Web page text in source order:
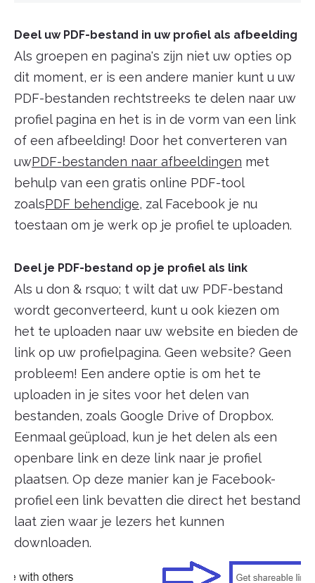
Deel uw PDF-bestand in uw profiel als afbeelding
Als groepen en pagina's zijn niet uw opties op
dit moment, er is een andere manier kunt u uw
PDF-bestanden rechtstreeks te delen naar uw
profiel pagina en het is in de vorm van een link
of een afbeelding! Door het converteren van
uwPDF-bestanden naar afbeeldingen met
behulp van een gratis online PDF-tool
zoalsPDF behendige, zal Facebook je nu
toestaan om je werk op je profiel te uploaden.
Deel je PDF-bestand op je profiel als link
Als u don & rsquo; t wilt dat uw PDF-bestand
wordt geconverteerd, kunt u ook kiezen om
het te uploaden naar uw website en bieden de
link op uw profielpagina. Geen website? Geen
probleem! Een andere optie is om het te
uploaden in je sites voor het delen van
bestanden, zoals Google Drive of Dropbox.
Eenmaal geüpload, kun je het delen als een
openbare link en deze link naar je profiel
plaatsen. Op deze manier kan je Facebook-
profiel een link bevatten die direct het bestand
laat zien waar je lezers het kunnen
downloaden.